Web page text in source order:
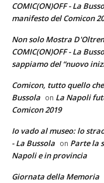
COMIC(ON)OFF - La
manifesto del Comicon
Non solo Mostra
COMIC(ON)OFF - La
sappiamo del “nuovo
Comicon, tutto quello
Bussola on La Napoli
Comicon 2019
Io vado al museo: lo
- La Bussola on Parte la
Napoli e in provincia
Giornata della Memoria